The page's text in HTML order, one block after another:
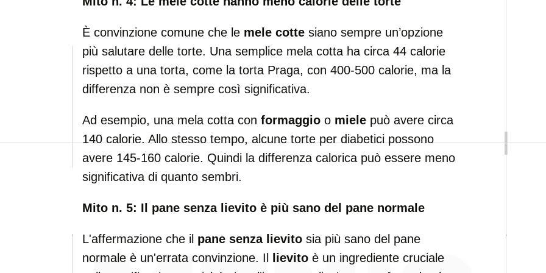
È convinzione comune che le mele cotte siano sempre un’opzione
più salutare delle torte. Una semplice mela cotta ha circa 44 calorie
rispetto a una torta, come la torta Praga, con 400-500 calorie, ma la
differenza non è sempre così significativa.
Ad esempio, una mela cotta con formaggio o miele può avere circa
140 calorie. Allo stesso tempo, alcune torte per diabetici possono
avere 145-160 calorie. Quindi la differenza calorica può essere meno
significativa di quanto sembri.
Mito n. 5: Il pane senza lievito è più sano del pane normale
L'affermazione che il pane senza lievito sia più sano del pane
normale è un'errata convinzione. Il
lievito è un ingrediente cruciale